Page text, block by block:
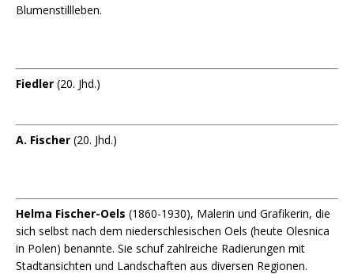
Blumenstillleben.
Fiedler (20. Jhd.)
A. Fischer (20. Jhd.)
Helma Fischer-Oels (1860-1930), Malerin und Grafikerin, die
sich selbst nach dem niederschlesischen Oels (heute Olesnica
in Polen) benannte. Sie schuf zahlreiche Radierungen mit
Stadtansichten und Landschaften aus diversen Regionen.